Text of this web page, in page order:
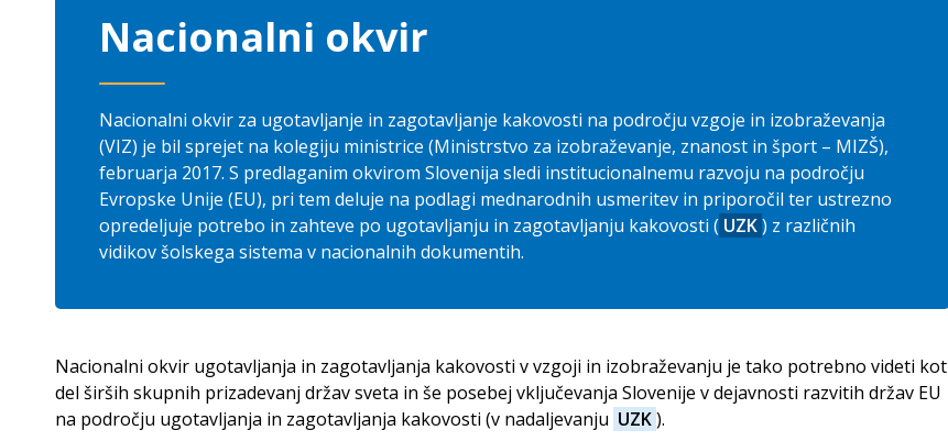
Aktivnosti
Mednarodno sodelovanje
Ekipa EQAVET NRPNacionalna poročila o kakovosti SPSI
EQAVET 2016
VARE
ESQA
Nacionalni okvir
Nacionalni okvir za ugotavljanje in zagotavljanje kakovosti na področju vzgoje in izobraževanja
(VIZ) je bil sprejet na kolegiju ministrice (Ministrstvo za izobraževanje, znanost in šport – MIZŠ),
februarja 2017. S predlaganim okvirom Slovenija sledi institucionalnemu razvoju na področju
Evropske Unije (EU), pri tem deluje na podlagi mednarodnih usmeritev in priporočil ter ustrezno
opredeljuje potrebo in zahteve po ugotavljanju in zagotavljanju kakovosti ( UZK) z različnih
vidikov šolskega sistema v nacionalnih dokumentih.
Nacionalni okvir ugotavljanja in zagotavljanja kakovosti v vzgoji in izobraževanju je tako potrebno videti kot
del širših skupnih prizadevanj držav sveta in še posebej vključevanja Slovenije v dejavnosti razvitih držav EU
na področju ugotavljanja in zagotavljanja kakovosti (v nadaljevanju UZK).